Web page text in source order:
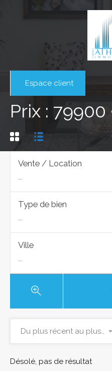
Espace client
Prix :
Vente / Location
...
Type de bien
...
Ville
...
Du plus récent au plus ancien
Désolé, pas de résultat